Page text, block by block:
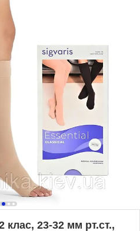
клас, 23-32 мм рт.ст.,